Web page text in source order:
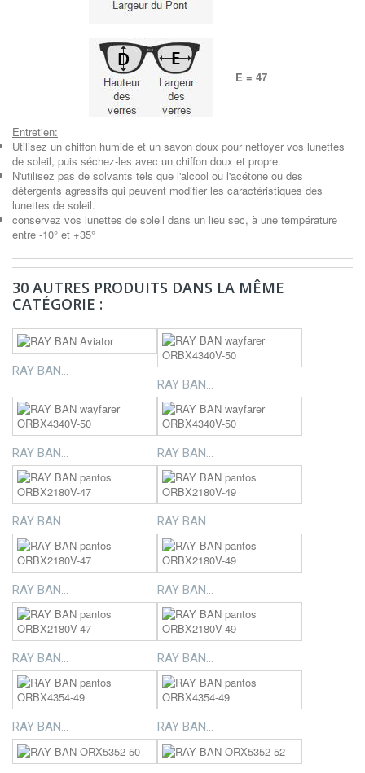
E = 47
Entretien:
Utilisez un chiffon humide et un savon doux pour nettoyer vos lunettes
de soleil, puis séchez-les avec un chiffon doux et propre.
N'utilisez pas de solvants tels que l'alcool ou l'acétone ou des
détergents agressifs qui peuvent modifier les caractéristiques des
lunettes de soleil.
conservez vos lunettes de soleil dans un lieu sec, à une température
entre -10° et +35°
30 AUTRES PRODUITS DANS LA MÊME
CATÉGORIE :
RAY BAN...
RAY BAN...
RAY BAN... RAY BAN...
RAY BAN... RAY BAN...
RAY BAN... RAY BAN...
RAY BAN... RAY BAN...
RAY BAN... RAY BAN...